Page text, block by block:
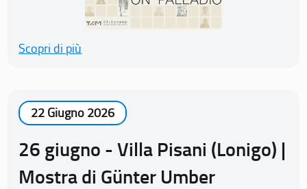
Scopri di più
22 Giugno 2026
26 giugno - Villa Pisani (Lonigo) |
Mostra di Günter Umber